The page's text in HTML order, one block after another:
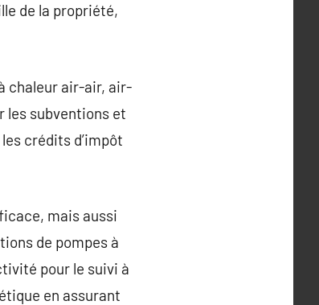
de la propriété,
chaleur air-air, air-
les subventions et
crédits d’impôt
mais aussi
de pompes à
pour le suivi à
en assurant